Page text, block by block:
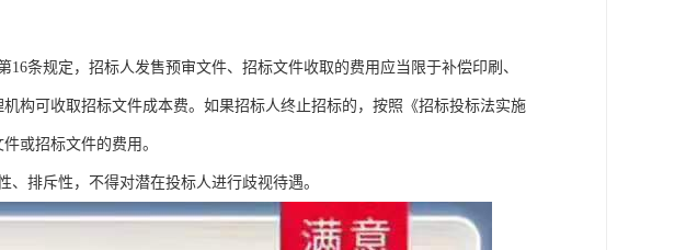
条规定，招标人发售预审文件、招标文件收取的费用应当限于补偿印刷、
构可收取招标文件成本费。如果招标人终止招标的，按照《招标投标法实施
或招标文件的费用。
排斥性，不得对潜在投标人进行歧视待遇。